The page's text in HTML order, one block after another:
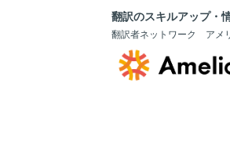
翻訳のスキルアップ・
翻訳者ネットワーク アメ